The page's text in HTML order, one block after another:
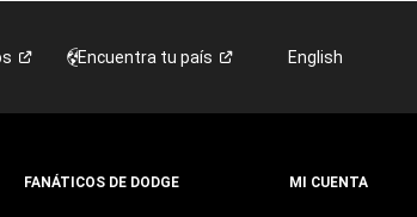
Encuentra tu país English
FANÁTICOS DE DODGE MI CUENTA